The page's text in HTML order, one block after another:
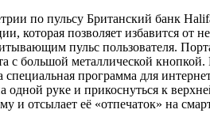
по пульсу Британский банк
которая позволяет избавится от
пульс пользователя.
с большой металлической кнопкой.
программа для
руке и прикоснуться к
и отсылает её «отпечаток» на